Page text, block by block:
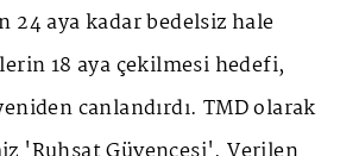
aya kadar bedelsiz hale
18 aya çekilmesi hedefi,
canlandırdı. TMD olarak